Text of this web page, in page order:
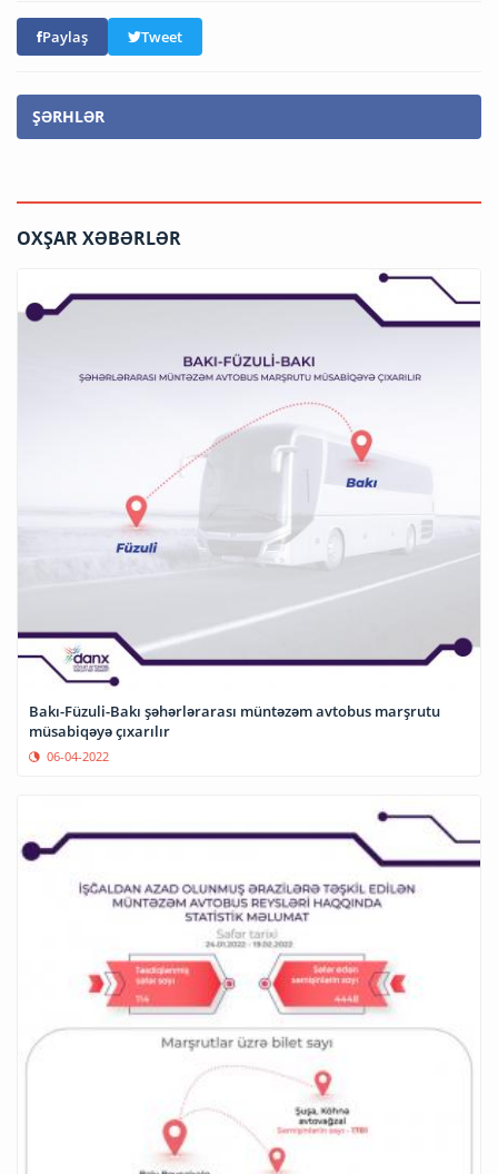
Paylaş Tweet
ŞƏRHLƏR
OXŞAR XƏBƏRLƏR
Bakı-Füzuli-Bakı şəhərlərarası müntəzəm avtobus marşrutu
müsabiqəyə çıxarılır
06-04-2022